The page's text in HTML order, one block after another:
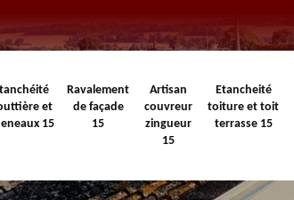
et
15
Ravalement
de façade
15
Artisan
couvreur
zingueur
15
Etancheité
toiture et toit
terrasse 15